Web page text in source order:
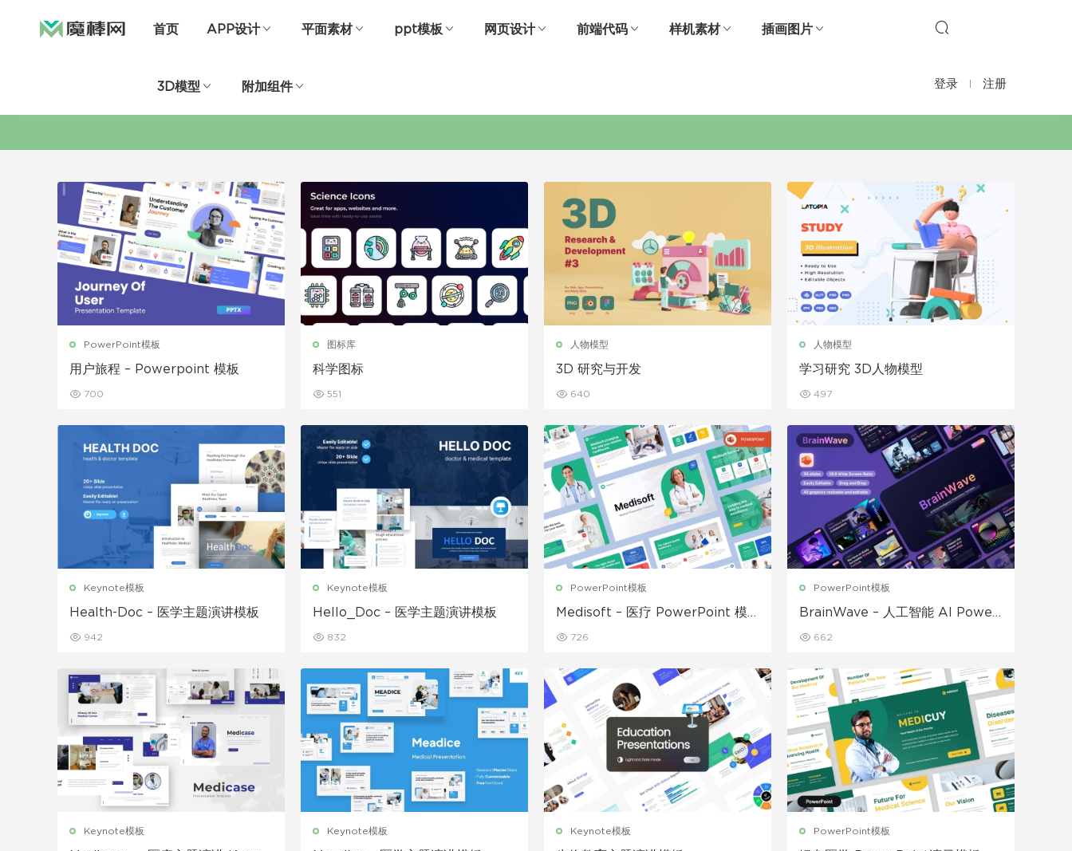
首页 APP设计 平面素材 ppt模板 网页设计 前端代码 样机素材 插画图片
3D模型 附加组件 登录 注册
PowerPoint模板
用户旅程 – Powerpoint 模板
700
图标库
科学图标
551
人物模型
3D 研究与开发
640
人物模型
学习研究 3D人物模型
497
Keynote模板
Health-Doc – 医学主题演讲模板
942
Keynote模板
Hello_Doc – 医学主题演讲模板
832
PowerPoint模板
Medisoft – 医疗 PowerPoint 模
726
PowerPoint模板
BrainWave – 人工智能 AI Power
662
Keynote模板 Keynote模板 Keynote模板 PowerPoint模板